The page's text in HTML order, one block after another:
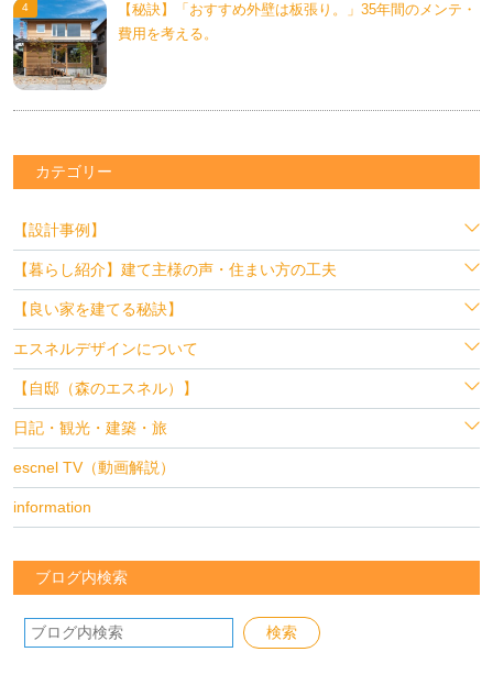
【秘訣】「おすすめ外壁は板張り。」35年間のメンテ・
費用を考える。
カテゴリー
【設計事例】
【暮らし紹介】建て主様の声・住まい方の工夫
【良い家を建てる秘訣】
エスネルデザインについて
【自邸（森のエスネル）】
日記・観光・建築・旅
escnel TV（動画解説）
information
ブログ内検索